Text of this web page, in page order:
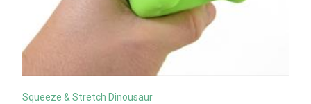
Squeeze & Stretch Dinousaur